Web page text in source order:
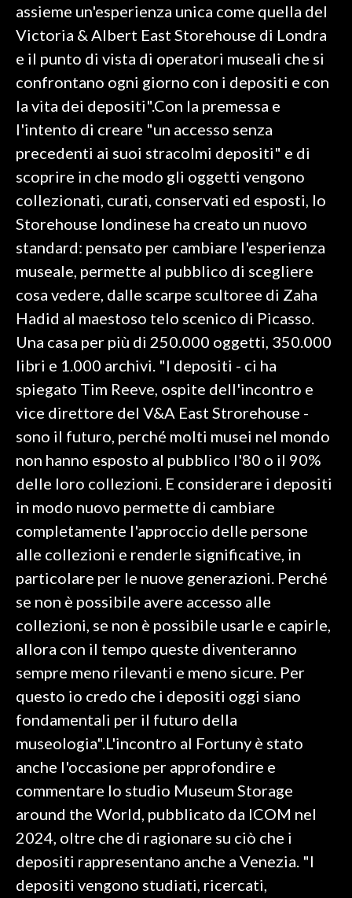
3 MINUTI CON
INSULARITÀ
INFO AZIENDE
ABBONATI
ANNUNCI
assieme un'esperienza unica come quella del
Victoria & Albert East Storehouse di Londra
e il punto di vista di operatori museali che si
confrontano ogni giorno con i depositi e con
la vita dei depositi".Con la premessa e
l'intento di creare "un accesso senza
precedenti ai suoi stracolmi depositi" e di
scoprire in che modo gli oggetti vengono
collezionati, curati, conservati ed esposti, lo
Storehouse londinese ha creato un nuovo
standard: pensato per cambiare l'esperienza
museale, permette al pubblico di scegliere
cosa vedere, dalle scarpe scultoree di Zaha
Hadid al maestoso telo scenico di Picasso.
Una casa per più di 250.000 oggetti, 350.000
libri e 1.000 archivi. "I depositi - ci ha
spiegato Tim Reeve, ospite dell'incontro e
vice direttore del V&A East Strorehouse -
sono il futuro, perché molti musei nel mondo
non hanno esposto al pubblico l'80 o il 90%
delle loro collezioni. E considerare i depositi
in modo nuovo permette di cambiare
completamente l'approccio delle persone
alle collezioni e renderle significative, in
particolare per le nuove generazioni. Perché
se non è possibile avere accesso alle
collezioni, se non è possibile usarle e capirle,
allora con il tempo queste diventeranno
sempre meno rilevanti e meno sicure. Per
questo io credo che i depositi oggi siano
fondamentali per il futuro della
museologia".L'incontro al Fortuny è stato
anche l'occasione per approfondire e
commentare lo studio Museum Storage
around the World, pubblicato da ICOM nel
2024, oltre che di ragionare su ciò che i
depositi rappresentano anche a Venezia. "I
depositi vengono studiati, ricercati,